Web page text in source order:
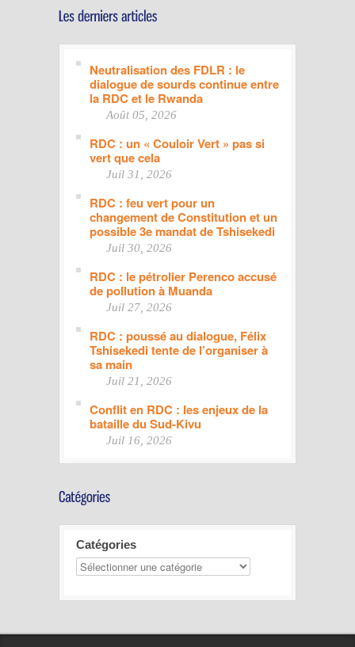
Neutralisation des FDLR : le
dialogue de sourds continue entre
la RDC et le Rwanda
Août 05, 2026
RDC : un « Couloir Vert » pas si
vert que cela
Juil 31, 2026
RDC : feu vert pour un
changement de Constitution et un
possible 3e mandat de Tshisekedi
Juil 30, 2026
RDC : le pétrolier Perenco accusé
de pollution à Muanda
Juil 27, 2026
RDC : poussé au dialogue, Félix
Tshisekedi tente de l’organiser à
sa main
Juil 21, 2026
Conflit en RDC : les enjeux de la
bataille du Sud-Kivu
Juil 16, 2026
Catégories